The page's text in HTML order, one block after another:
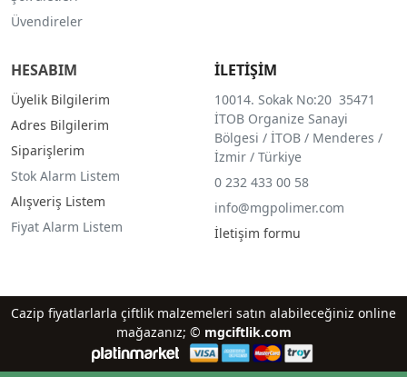
Üvendireler
HESABIM
Üyelik Bilgilerim
Adres Bilgilerim
Siparişlerim
Stok Alarm Listem
Alışveriş Listem
Fiyat Alarm Listem
İLETİŞİM
10014. Sokak No:20 35471
İTOB Organize Sanayi
Bölgesi / İTOB / Menderes /
İzmir / Türkiye
0 232 433 00 58
info@mgpolimer.com
İletişim formu
Cazip fiyatlarlarla çiftlik malzemeleri satın alabileceğiniz online
mağazanız; © mgciftlik.com